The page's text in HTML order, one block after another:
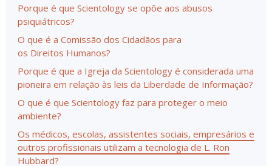
Porque é que Scientology se opõe aos abusos
psiquiátricos?
O que é a Comissão dos Cidadãos para
os Direitos Humanos?
Porque é que a Igreja da Scientology é considerada uma
pioneira em relação às leis da Liberdade de Informação?
O que é que Scientology faz para proteger o meio
ambiente?
Os médicos, escolas, assistentes sociais, empresários e
outros profissionais utilizam a tecnologia de L. Ron
Hubbard?